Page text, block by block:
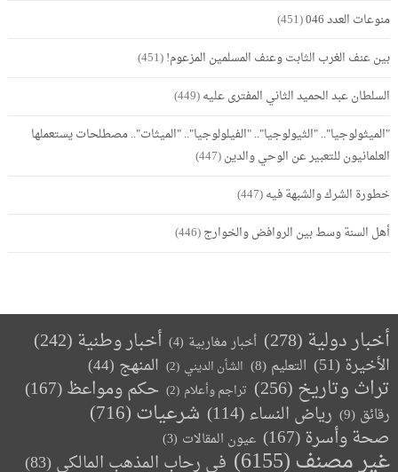
منوعات العدد 046
(451)
بين عنف الغرب الثابت وعنف المسلمين المزعوم!(451)
السلطان عبد الحميد الثاني المفترى عليه(449)
"الميثولوجيا".. "الثيولوجيا".. "الفيلولوجيا".. "الميثات".. مصطلحات يستعملها
العلمانيون للتعبير عن الوحي والدين(447)
خطورة الشرك والشبهة فيه(447)
أهل السنة وسط بين الروافض والخوارج(446)
أخبار دولية (278) أخبار مغاربية (4) أخبار وطنية(242)
الأخيرة (51) التعليم (8) الشأن الديني (2) المنهج (44)
تراث وتاريخ(256) تراجم وأعلام (2) حكم ومواعظ(167)
رقائق (9) رياض النساء(114) شرعيات(716)
صحة وأسرة(167) عيون المقالات (3)
غير مصنف(6155) في رحاب المذهب المالكي (83)